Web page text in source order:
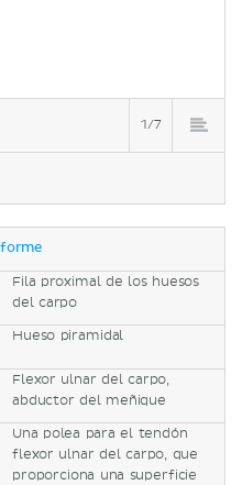
1/7
Fila proximal de los huesos
del carpo
Hueso piramidal
Flexor ulnar del carpo,
abductor del meñique
Una polea para el tendón
flexor ulnar del carpo, que
proporciona una superficie